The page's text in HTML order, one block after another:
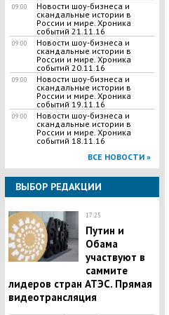
09:00
Новости шоу-бизнеса и
скандальные истории в
России и мире. Хроника
событий 21.11.16
09:00
Новости шоу-бизнеса и
скандальные истории в
России и мире. Хроника
событий 20.11.16
09:00
Новости шоу-бизнеса и
скандальные истории в
России и мире. Хроника
событий 19.11.16
09:00
Новости шоу-бизнеса и
скандальные истории в
России и мире. Хроника
событий 18.11.16
ВСЕ НОВОСТИ »
ВЫБОР РЕДАКЦИИ
17:25
Путин и
Обама
участвуют в
саммите
лидеров стран АТЭС. Прямая
видеотрансляция